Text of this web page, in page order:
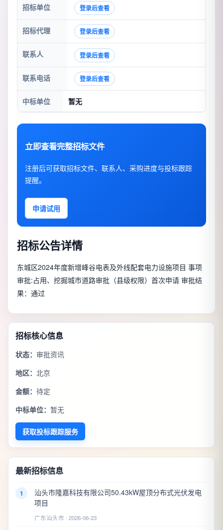
招标单位 登录后查看
招标代理 登录后查看
联系人 登录后查看
联系电话 登录后查看
中标单位 暂无
立即查看完整招标文件
注册后可获取招标文件、联系人、采购进度与投标跟踪
提醒。
申请试用
招标公告详情
东城区2024年度新增峰谷电表及外线配套电力设施项目 事项
审批:占用、挖掘城市道路审批（县级权限）首次申请 审批结
果：通过
招标核心信息
状态： 审批资讯
地区： 北京
金额： 待定
中标单位： 暂无
获取投标跟踪服务
最新招标信息
1
汕头市隆嘉科技有限公司50.43kW屋顶分布式光伏发电
项目
广东汕头市 · 2026-06-23